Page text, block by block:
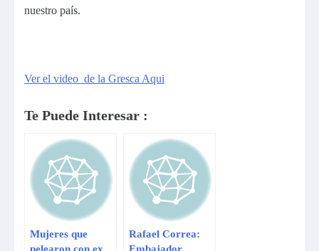
nuestro país.
Ver el video de la Gresca Aqui
Te Puede Interesar :
Mujeres que
pelearon con ex
Rafael Correa:
Embajador